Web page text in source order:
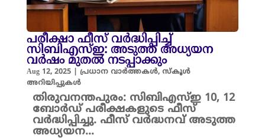
പരീക്ഷാ ഫീസ് വർദ്ധിപ്പിച്ച്
സിബിഎസ്ഇ: അടുത്ത അധ്യയന
വർഷം മുതൽ നടപ്പാക്കും
Aug 12, 2025| പ്രധാന വാർത്തകൾ, സ്കൂൾ
അറിയിപ്പുകൾ
തിരുവനന്തപുരം: സിബിഎസ്ഇ 10, 12
ബോർഡ് പരീക്ഷകളുടെ ഫീസ്
വർദ്ധിപ്പിച്ചു. ഫീസ് വർദ്ധനവ് അടുത്ത
അധ്യയന...